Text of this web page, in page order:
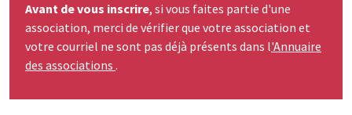
Avant de vous inscrire, si vous faites partie d'une
association, merci de vérifier que votre association et
votre courriel ne sont pas déjà présents dans l'Annuaire
des associations .